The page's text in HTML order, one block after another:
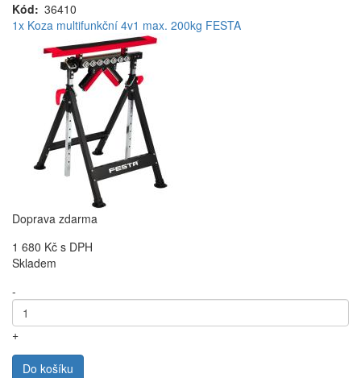
Kód
36410
1x Koza multifunkční 4v1 max. 200kg FESTA
Doprava zdarma
1 680 Kč s DPH
Skladem
-
+
Do košíku